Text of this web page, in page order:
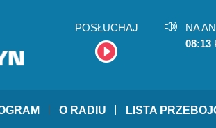
POSŁUCHAJ
NA
08:13
O RADIU LISTA